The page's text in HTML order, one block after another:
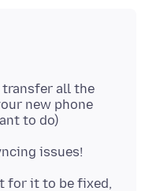
transfer all the
new phone
for it to be fixed,